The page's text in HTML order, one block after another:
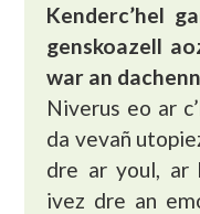
Kenderc’hel
genskoazell
war an dachenn
Niverus eo ar
da vevañ
dre ar youl, ar
ivez dre an